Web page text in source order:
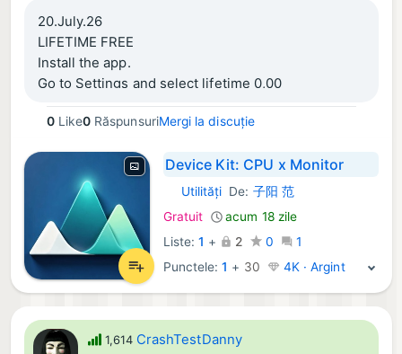
20.July.26
LIFETIME FREE
Install the app.
Go to Settings and select lifetime 0,00
0Like0 RăspunsuriMergi la discuție
Device Kit: CPU x Monitor
iOS Aplicații:
Utilități De: 子阳 范
Gratuit
acum 18 zile
Liste: 1 + 2 0
1
Punctele:1 + 30 4K · Argint
1,614 CrashTestDanny